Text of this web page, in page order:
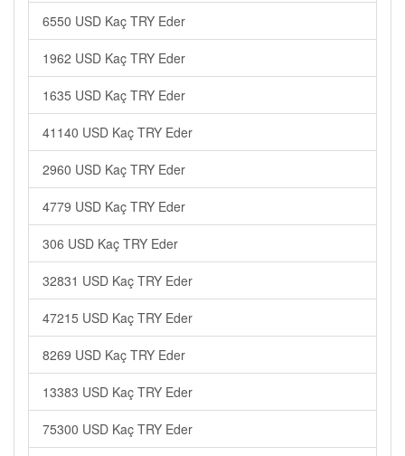
6550 USD Kaç TRY Eder
1962 USD Kaç TRY Eder
1635 USD Kaç TRY Eder
41140 USD Kaç TRY Eder
2960 USD Kaç TRY Eder
4779 USD Kaç TRY Eder
306 USD Kaç TRY Eder
32831 USD Kaç TRY Eder
47215 USD Kaç TRY Eder
8269 USD Kaç TRY Eder
13383 USD Kaç TRY Eder
75300 USD Kaç TRY Eder